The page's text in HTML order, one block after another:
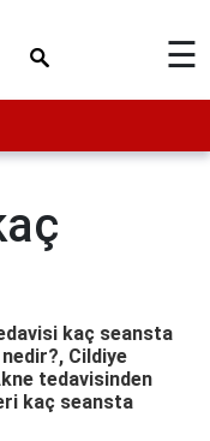
☰
kaç seansta
Cildiye
tedavisinden
kaç seansta